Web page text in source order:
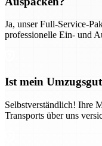
Ja, unser Full-Service-
professionelle Ein- und
Ist mein
Selbstverständlich! Ihre
Transports über uns